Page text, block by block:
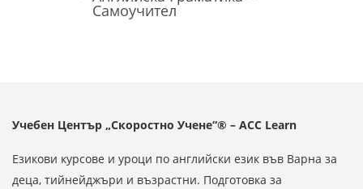
Самоучител
Учебен Център „Скоростно Учене“® – ACC Learn
Езикови курсове и уроци по английски език във Варна за
деца, тийнейджъри и възрастни. Подготовка за